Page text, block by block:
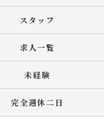
スタッフ
求人一覧
未経験
完全週休二日